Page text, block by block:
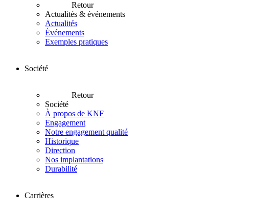
Retour
Actualités & événements
Actualités
Événements
Exemples pratiques
Société
Retour
Société
À propos de KNF
Engagement
Notre engagement qualité
Historique
Direction
Nos implantations
Durabilité
Carrières